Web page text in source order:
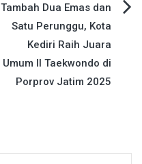
Tambah Dua Emas dan
Satu Perunggu, Kota
Kediri Raih Juara
Umum II Taekwondo di
Porprov Jatim 2025